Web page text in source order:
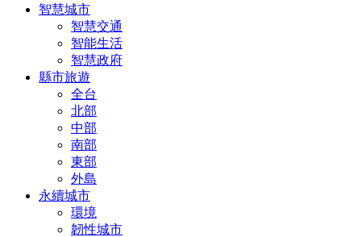
智慧城市
智慧交通
智能生活
智慧政府
縣市旅遊
全台
北部
中部
南部
東部
外島
永續城市
環境
韌性城市